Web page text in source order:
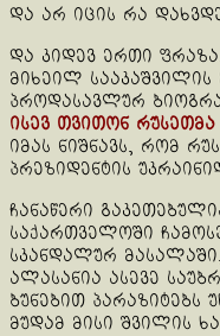
და არ იცის რა
და კიდევ ერთი
მიხეილ
პროდასავლურ
ისევ თვითონ
იმას ნიშნავს, რომ
პრეზიდენტის
ჩანაწერი
საქართველოში
სკანდალურ
ალასანია ასევე
ბუნებით პარაზიტებს
მუდამ მისი შვილის